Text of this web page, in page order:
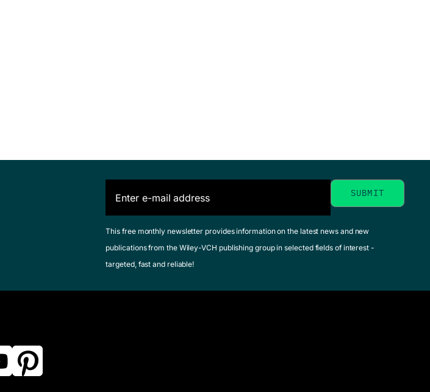
This free monthly newsletter provides information on the latest news and new
publications from the Wiley-VCH publishing group in selected fields of interest -
targeted, fast and reliable!